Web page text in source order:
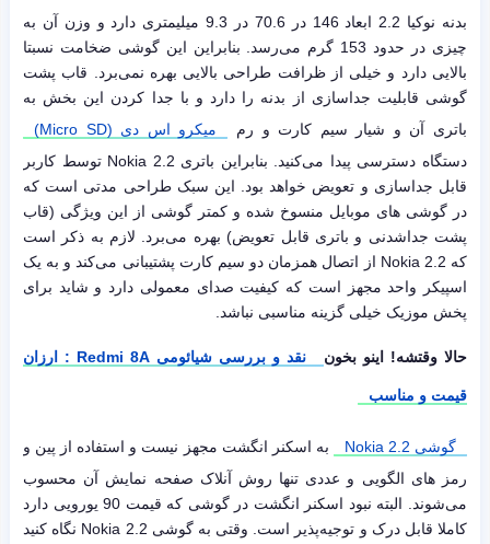
بدنه نوکیا 2.2 ابعاد 146 در 70.6 در 9.3 میلیمتری دارد و وزن آن به
چیزی در حدود 153 گرم می‌رسد. بنابراین این گوشی ضخامت نسبتا
بالایی دارد و خیلی از ظرافت طراحی بالایی بهره نمی‌برد. قاب پشت
گوشی قابلیت جداسازی از بدنه را دارد و با جدا کردن این بخش به
باتری آن و شیار سیم کارت و رم
میکرو اس دی (Micro SD)
دستگاه دسترسی پیدا می‌کنید. بنابراین باتری Nokia 2.2 توسط کاربر
قابل جداسازی و تعویض خواهد بود. این سبک طراحی مدتی است که
در گوشی های موبایل منسوخ شده و کمتر گوشی از این ویژگی (قاب
پشت جداشدنی و باتری قابل تعویض) بهره می‌برد. لازم به ذکر است
که Nokia 2.2 از اتصال همزمان دو سیم کارت پشتیبانی می‌کند و به یک
اسپیکر واحد مجهز است که کیفیت صدای معمولی دارد و شاید برای
پخش موزیک خیلی گزینه مناسبی نباشد.
حالا وقتشه! اینو بخون نقد و بررسی شیائومی Redmi 8A : ارزان
قیمت و مناسب
گوشی Nokia 2.2
به اسکنر انگشت مجهز نیست و استفاده از پین و
رمز های الگویی و عددی تنها روش آنلاک صفحه نمایش آن محسوب
می‌شوند. البته نبود اسکنر انگشت در گوشی که قیمت 90 یورویی دارد
کاملا قابل درک و توجیه‌پذیر است. وقتی به گوشی Nokia 2.2 نگاه کنید